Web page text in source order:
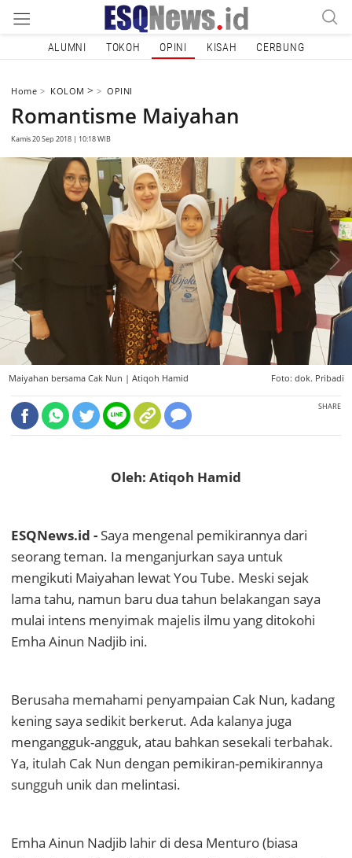
ALUMNI TOKOH OPINI KISAH CERBUNG
Home KOLOM> OPINI
Romantisme Maiyahan
Kamis 20 Sep 2018 | 10:18 WIB
Maiyahan bersama Cak Nun | Atiqoh Hamid Foto: dok. Pribadi
SHARE
Oleh: Atiqoh Hamid
ESQNews.id - Saya mengenal pemikirannya dari
seorang teman. Ia menganjurkan saya untuk
mengikuti Maiyahan lewat You Tube. Meski sejak
lama tahu, namun baru dua tahun belakangan saya
mulai intens menyimak majelis ilmu yang ditokohi
Emha Ainun Nadjib ini.
Berusaha memahami penyampaian Cak Nun, kadang
kening saya sedikit berkerut. Ada kalanya juga
mengangguk-angguk, atau bahkan sesekali terbahak.
Ya, itulah Cak Nun dengan pemikiran-pemikirannya
sungguh unik dan melintasi.
Emha Ainun Nadjib lahir di desa Menturo (biasa